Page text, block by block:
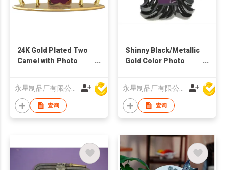
24K Gold Plated Two
Camel with Photo
永星制品厂有限公司
查询
Shinny Black/Metallic
Gold Color Photo
永星制品厂有限公司
查询